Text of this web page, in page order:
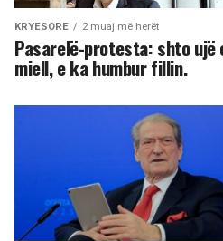
KRYESORE 2 muaj më herët
Pasarelë-protesta: shto ujë
miell, e ka humbur fillin.